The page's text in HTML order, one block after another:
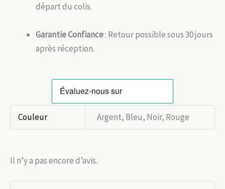
départ du colis.
Garantie Confiance: Retour possible sous 30 jours
après réception.
Couleur Argent, Bleu, Noir, Rouge
Il n’y a pas encore d’avis.